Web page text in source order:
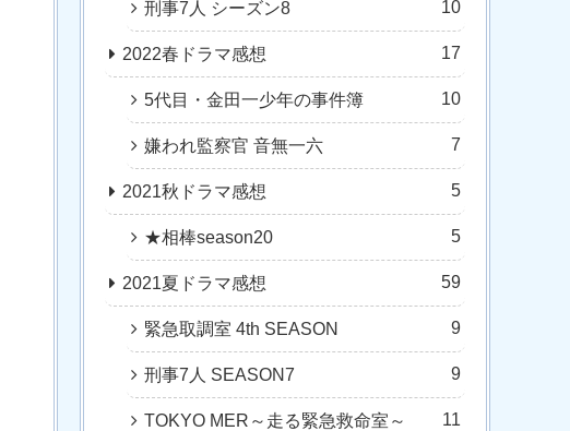
刑事7人 シーズン8 10
2022春ドラマ感想 17
5代目・金田一少年の事件簿 10
嫌われ監察官 音無一六 7
2021秋ドラマ感想 5
★相棒season20 5
2021夏ドラマ感想 59
緊急取調室 4th SEASON 9
刑事7人 SEASON7 9
TOKYO MER～走る緊急救命室～ 11